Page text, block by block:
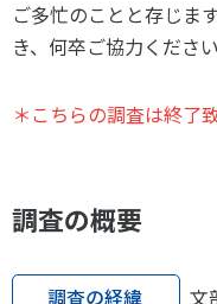
スポーツ・ガバナン
スポーツボランティ
健康とスポーツ
自治体との連携
ご多忙のことと存じま
き、何卒ご協力くださ
＊こちらの調査は終了
調査の概要
調査の経緯
文